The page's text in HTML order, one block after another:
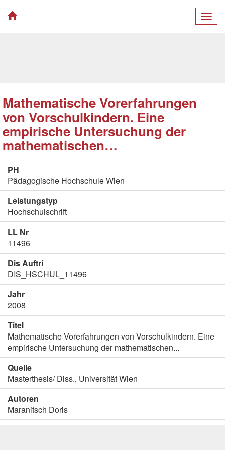
Mathematische Vorerfahrungen
von Vorschulkindern. Eine
empirische Untersuchung der
mathematischen…
PH
Pädagogische Hochschule Wien
Leistungstyp
Hochschulschrift
LL Nr
11496
Dis Auftri
DIS_HSCHUL_11496
Jahr
2008
Titel
Mathematische Vorerfahrungen von Vorschulkindern. Eine
empirische Untersuchung der mathematischen...
Quelle
Masterthesis/ Diss., Universität Wien
Autoren
Maranitsch Doris